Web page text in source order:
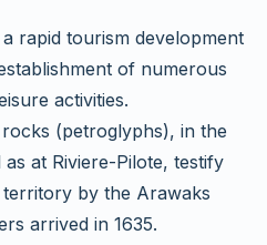
rapid tourism development
of numerous
activities.
(petroglyphs), in the
at Riviere-Pilote, testify
by the Arawaks
arrived in 1635.